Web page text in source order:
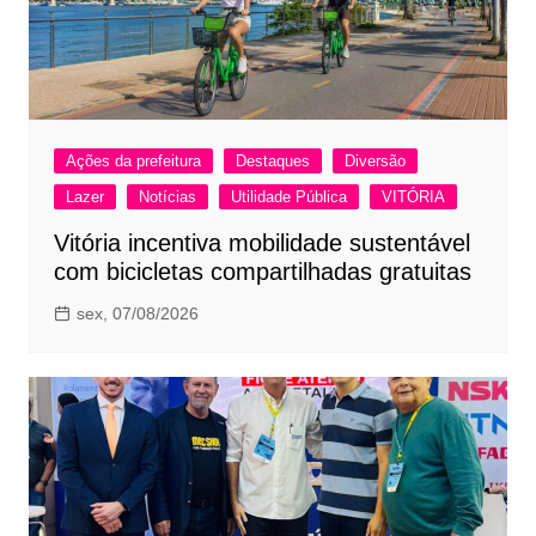
Ações da prefeitura Destaques
Diversão
Lazer
Notícias Utilidade Pública VITÓRIA
Vitória incentiva mobilidade sustentável
com bicicletas compartilhadas gratuitas
sex, 07/08/2026